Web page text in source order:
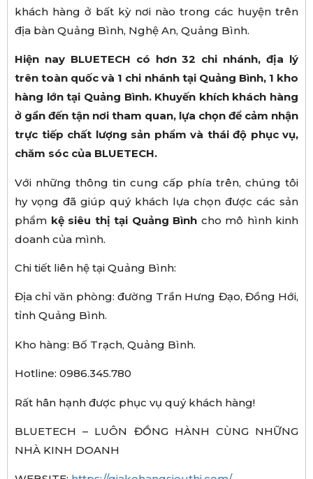
khách hàng ở bất kỳ nơi nào trong các huyện trên
địa bàn Quảng Bình, Nghệ An, Quảng Bình.
Hiện nay BLUETECH có hơn 32 chi nhánh,địa lý
trên toàn quốc và 1 chi nhánh tại Quảng Bình, 1 kho
hàng lớn tại Quảng Bình. Khuyến khích khách hàng
ở gần đến tận nơi tham quan, lựa chọn để cảm nhận
trực tiếp chất lượng sản phẩm và thái độ phục vụ,
chăm sóc của BLUETECH.
Với những thông tin cung cấp phía trên, chúng tôi
hy vọng đã giúp quý khách lựa chọn được các sản
phẩm kệ siêu thị tại Quảng Bình cho mô hình kinh
doanh của mình.
Chi tiết liên hệ tại Quảng Bình:
Địa chỉ văn phòng: đường Trần Hưng Đạo, Đồng Hới,
tỉnh Quảng Bình.
Kho hàng: Bố Trạch, Quảng Bình.
Hotline: 0986.345.780
Rất hân hạnh được phục vụ quý khách hàng!
BLUETECH – LUÔN ĐỒNG HÀNH CÙNG NHỮNG
NHÀ KINH DOANH